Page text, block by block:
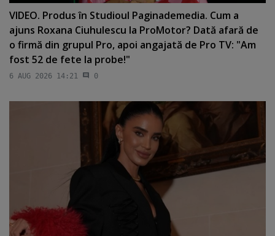
VIDEO. Produs în Studioul Paginademedia. Cum a
ajuns Roxana Ciuhulescu la ProMotor? Dată afară de
o firmă din grupul Pro, apoi angajată de Pro TV: "Am
fost 52 de fete la probe!"
6 AUG 2026 14:21 0